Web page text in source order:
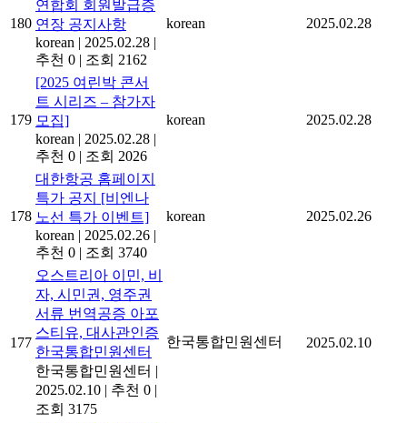
180
연합회 회원발급증
연장 공지사항
korean | 2025.02.28 |
추천 0 | 조회 2162
korean 2025.02.28
179
[2025 여린박 콘서
트 시리즈 – 참가자
모집]
korean | 2025.02.28 |
추천 0 | 조회 2026
korean 2025.02.28
178
대한항공 홈페이지
특가 공지 [비엔나
노선 특가 이벤트]
korean | 2025.02.26 |
추천 0 | 조회 3740
korean 2025.02.26
177
오스트리아 이민, 비
자, 시민권, 영주권
서류 번역공증 아포
스티유, 대사관인증
한국통합민원센터
한국통합민원센터 |
2025.02.10 | 추천 0 |
조회 3175
한국통합민원센터 2025.02.10